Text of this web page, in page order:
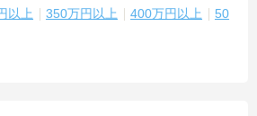
以上 350万円以上 400万円以上
50